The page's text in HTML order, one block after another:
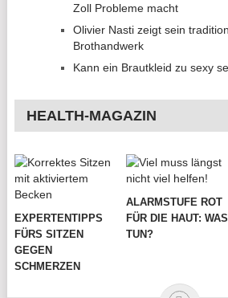
Zoll Probleme macht
Olivier Nasti zeigt sein
Brothandwerk
Kann ein Brautkleid zu sexy
HEALTH-MAGAZIN
EXPERTENTIPPS
FÜRS SITZEN
GEGEN
SCHMERZEN
ALARMSTUFE ROT
FÜR DIE HAUT: WAS
TUN?